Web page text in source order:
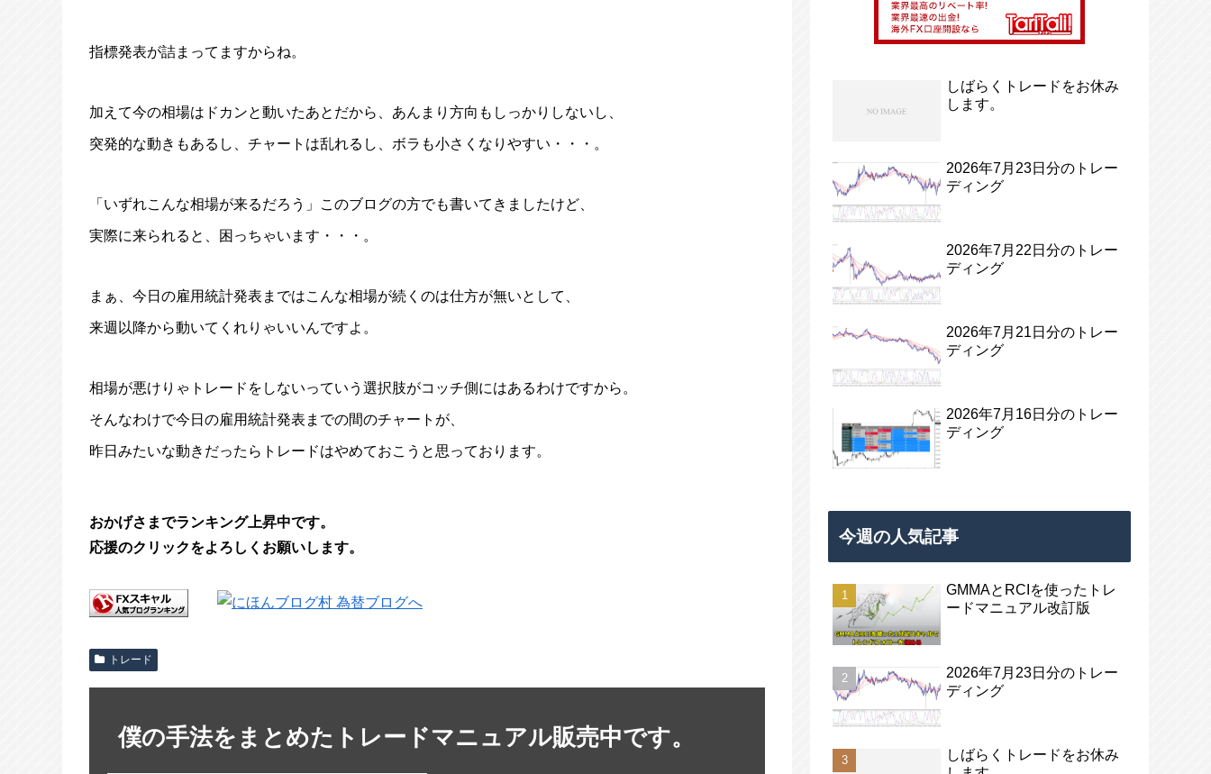
指標発表が詰まってますからね。
加えて今の相場はドカンと動いたあとだから、あんまり方向もしっかりしないし、
突発的な動きもあるし、チャートは乱れるし、ボラも小さくなりやすい・・・。
「いずれこんな相場が来るだろう」このブログの方でも書いてきましたけど、
実際に来られると、困っちゃいます・・・。
まぁ、今日の雇用統計発表まではこんな相場が続くのは仕方が無いとして、
来週以降から動いてくれりゃいいんですよ。
相場が悪けりゃトレードをしないっていう選択肢がコッチ側にはあるわけですから。
そんなわけで今日の雇用統計発表までの間のチャートが、
昨日みたいな動きだったらトレードはやめておこうと思っております。
おかげさまでランキング上昇中です。
応援のクリックをよろしくお願いします。
トレード
僕の手法をまとめたトレードマニュアル販売中です。
しばらくトレードをお休み
します。
2026年7月23日分のトレー
ディング
2026年7月22日分のトレー
ディング
2026年7月21日分のトレー
ディング
2026年7月16日分のトレー
ディング
今週の人気記事
GMMAとRCIを使ったトレ
ードマニュアル改訂版
2026年7月23日分のトレー
ディング
しばらくトレードをお休み